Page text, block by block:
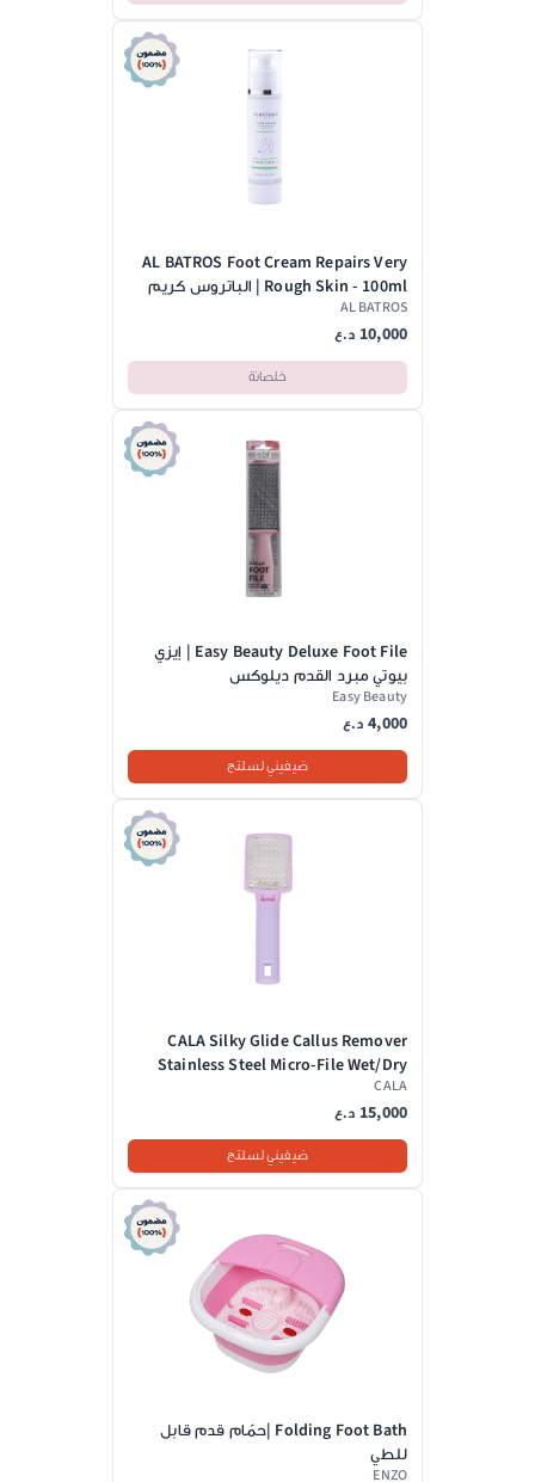
AL BATROS Foot Cream Repairs Very
Rough Skin - 100ml | الباتروس كريم
مرمم ومرطب للقدمين - 100مل
AL BATROS
10,000 د.ع
خلصانة
Easy Beauty Deluxe Foot File | إيزي
بيوتي مبرد القدم ديلوكس
Easy Beauty
4,000 د.ع
ضيفيني لسلتج
CALA Silky Glide Callus Remover
Stainless Steel Micro-File Wet/Dry
Skin, Purple |كالا مبرد يدوي للقدمين
CALA
15,000 د.ع
ضيفيني لسلتج
Folding Foot Bath |حمّام قدم قابل
للطي
ENZO